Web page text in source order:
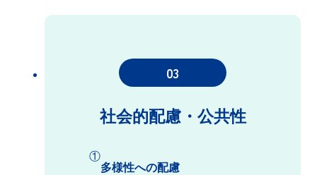
03
社会的配慮・公共性
①
多様性への配慮